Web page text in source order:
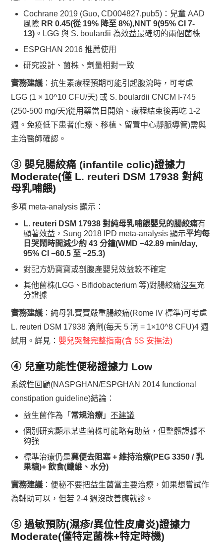
Cochrane 2019 (Guo, CD004827.pub5)：兒童 AAD
風險 RR 0.45(從 19% 降至 8%),NNT 9(95% CI 7-
13) 。LGG 與 S. boulardii 為效益最確切的兩個菌株
ESPGHAN 2016 推薦使用
研究設計、菌株、劑量相對一致
實務建議 ：抗生素療程預期可能引起腹瀉時，可考慮
LGG (1 × 10^10 CFU/天) 或 S. boulardii CNCM I-745
(250-500 mg/天)從用藥當日開始、療程結束後再吃 1-2
週。免疫低下患者(化療、移植、留置中心靜脈導管)需與
主治醫師確認。
③ 嬰兒腸絞痛 (infantile colic)證據力
Moderate(僅 L. reuteri DSM 17938 對純
母乳哺餵)
多項 meta-analysis 顯示：
L. reuteri DSM 17938 對純母乳哺餵嬰兒的腸絞痛有
顯著效益，Sung 2018 IPD meta-analysis 顯示平均每
日哭鬧時間減少約 43 分鐘(WMD −42.89 min/day,
95% CI −60.5 至 −25.3)
對配方奶寶寶或剖腹產嬰兒效益較不確定
其他菌株(LGG、Bifidobacterium 等)對腸絞痛沒有充
分證據
實務建議 ：純母乳寶寶嚴重腸絞痛(Rome IV 標準)可考慮
L. reuteri DSM 17938 滴劑(每天 5 滴 = 1×10^8 CFU)4 週
試用。詳見： 嬰兒哭聲完整指南(含 5S 安撫法)
④ 兒童功能性便秘證據力 Low
系統性回顧(NASPGHAN/ESPGHAN 2014 functional
constipation guideline)結論：
益生菌作為「 常規治療 」 不建議
個別研究顯示某些菌株可能略有助益，但整體證據不
夠強
標準治療仍是糞便去阻塞 + 維持治療(PEG 3350 / 乳
果糖)+ 飲食(纖維、水分)
實務建議 ：便秘不要把益生菌當主要治療，如果想嘗試作
為輔助可以，但若 2-4 週沒改善應就診。
⑤ 過敏預防(濕疹/異位性皮膚炎)證據力
Moderate(僅特定菌株+特定時機)